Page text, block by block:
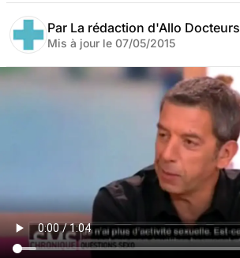
Par La rédaction d'Allo Docteurs
Mis à jour le 07/05/2015